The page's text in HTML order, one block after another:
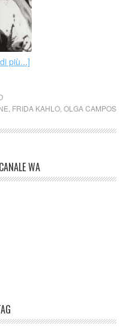
più...]
FRIDA KAHLO, OLGA CAMPOS
WA